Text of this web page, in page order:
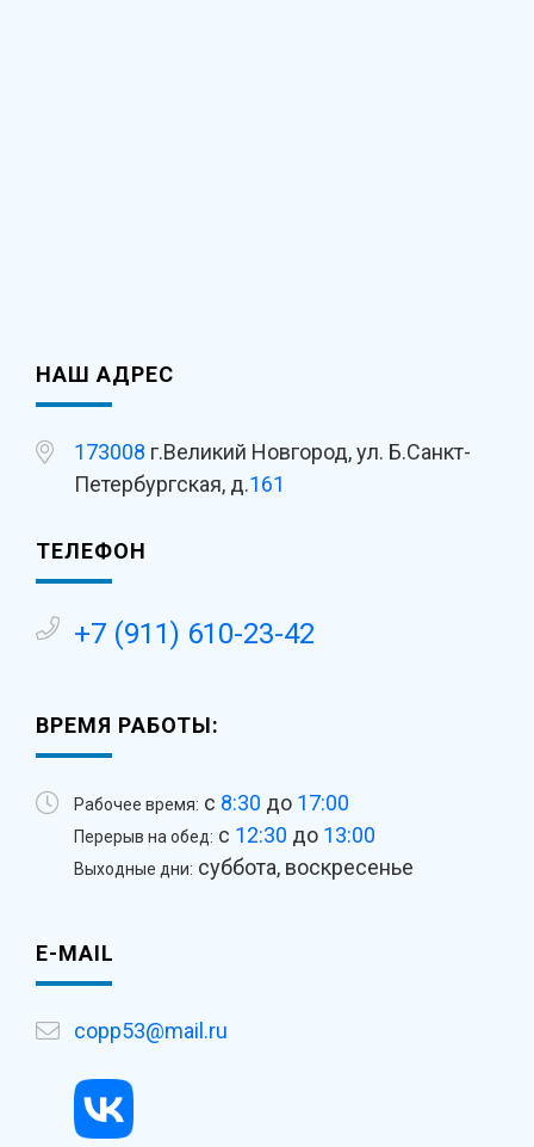
НАШ АДРЕС
173008 г.Великий Новгород, ул. Б.Санкт-
Петербургская, д.161
ТЕЛЕФОН
+7 (911) 610-23-42
ВРЕМЯ РАБОТЫ:
Рабочее время: с 8:30 до 17:00
Перерыв на обед: с 12:30 до 13:00
Выходные дни: суббота, воскресенье
E-MAIL
copp53@mail.ru